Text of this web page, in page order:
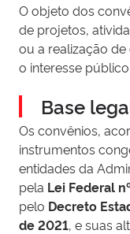
O objeto dos
de projetos,
ou a realização
o interesse
Base
Os convênios,
instrumentos
entidades da
pela Lei Federal
pelo Decreto
de 2021, e suas